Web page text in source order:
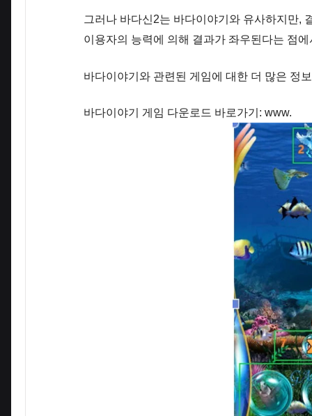
그러나 바다신2는 바다이야기와 유사하지만,
이용자의 능력에 의해 결과가 좌우된다는 점
바다이야기와 관련된 게임에 대한 더 많은 정
바다이야기 게임 다운로드 바로가기: www.